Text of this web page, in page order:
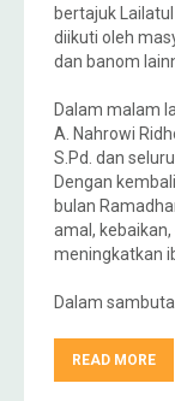
bertajuk
diikuti oleh
dan banom
Dalam malam
A. Nahrowi
S.Pd. dan
Dengan
bulan
amal,
meningkatkan
Dalam
READ MORE